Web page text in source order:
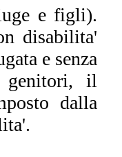
e figli).
disabilita'
e senza
il
dalla